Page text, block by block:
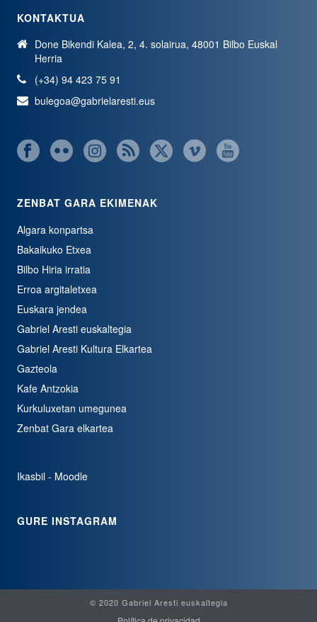
KONTAKTUA
Done Bikendi Kalea, 2, 4. solairua, 48001 Bilbo Euskal
Herria
(+34) 94 423 75 91
bulegoa@gabrielaresti.eus
ZENBAT GARA EKIMENAK
Algara konpartsa
Bakaikuko Etxea
Bilbo Hiria irratia
Erroa argitaletxea
Euskara jendea
Gabriel Aresti euskaltegia
Gabriel Aresti Kultura Elkartea
Gazteola
Kafe Antzokia
Kurkuluxetan umegunea
Zenbat Gara elkartea
Ikasbil - Moodle
GURE INSTAGRAM
© 2020 Gabriel Aresti euskaltegia